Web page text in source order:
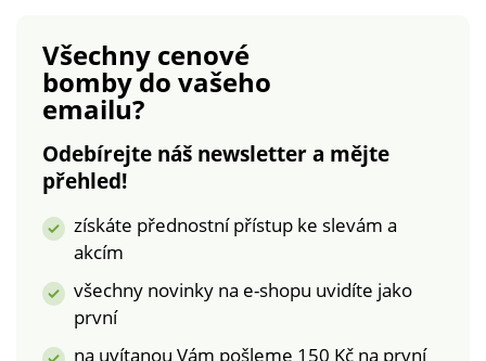
Všechny cenové
bombydo vašeho
emailu?
Odebírejte náš newsletter a mějte
přehled!
získáte přednostní přístup ke slevám a
akcím
všechny novinky na e-shopu uvidíte jako
první
na uvítanou Vám pošleme 150 Kč na první